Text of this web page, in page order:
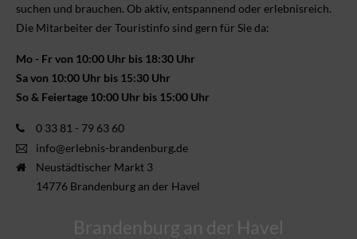
suchen und brauchen. Ob aktiv, ent­spannend oder erlebnis­reich.
Die Mitarbeiter der Touristinfo sind gern für Sie da:
Mo - Fr von 10:00 Uhr bis 18:30 Uhr
Sa von 10:00 Uhr bis 15:30 Uhr
So & Feiertage 10:00 Uhr bis 15:00 Uhr
0 33 81 - 79 63 60
info@erlebnis-brandenburg.de
Neustädtischer Markt 3
14776 Brandenburg an der Havel
Brandenburg an der Havel